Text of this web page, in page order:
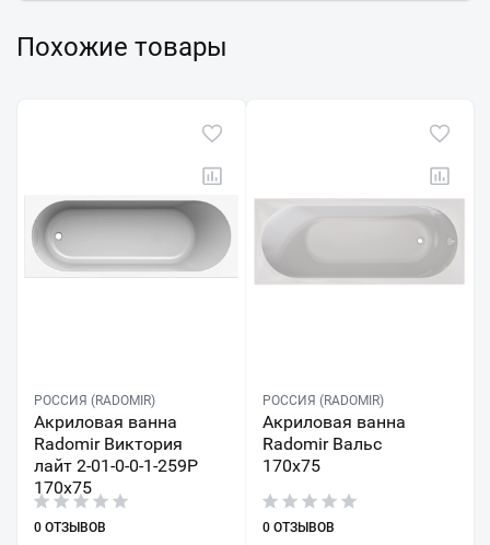
Похожие товары
РОССИЯ (RADOMIR)
Акриловая ванна
Radomir Виктория
лайт 2-01-0-0-1-259Р
170х75
0 ОТЗЫВОВ
РОССИЯ (RADOMIR)
Акриловая ванна
Radomir Вальс
170х75
0 ОТЗЫВОВ